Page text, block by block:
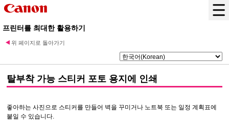
프린터를 최대한 활용하기
위 페이지로 돌아가기
탈부착 가능 스티커 포토 용지 에 인쇄
좋아하는 사진으로 스티커를 만들어 벽을 꾸미거나 노트북 또는 일정 계획표에
붙일 수 있습니다.